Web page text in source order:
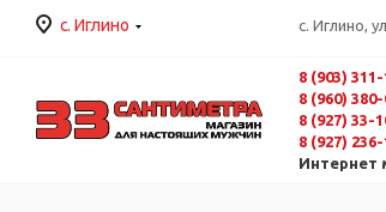
с. Иглино с. Иглино,
8 (903)
8 (960)
8 (927) 33-
8 (927)
Интернет